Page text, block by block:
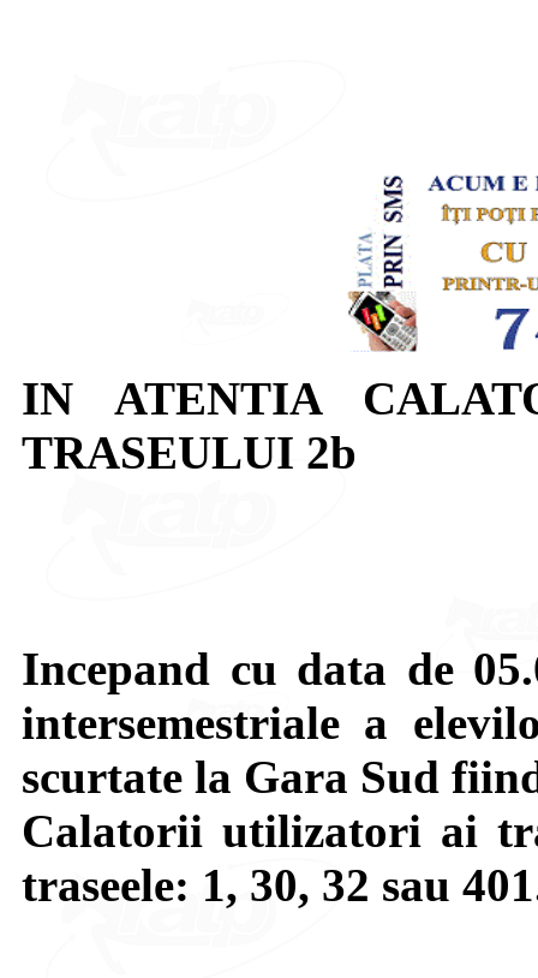
IN ATENTIA
TRASEULUI 2b
Incepand cu data de
intersemestriale a
scurtate la Gara Sud
Calatorii utilizatori ai
traseele: 1, 30, 32 sau